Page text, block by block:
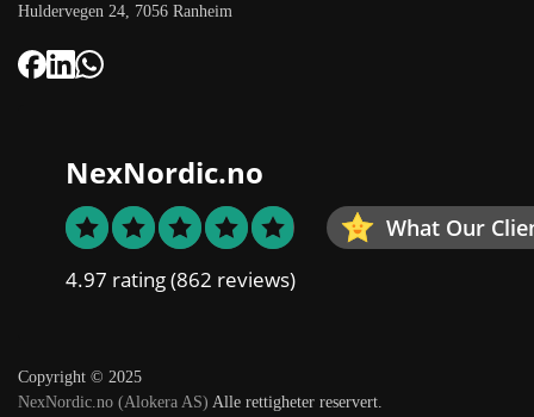
Huldervegen 24, 7056 Ranheim
NexNordic.no
What Our
4.97 rating(862 reviews)
Copyright © 2025
NexNordic.no (Alokera AS) Alle rettigheter reservert.